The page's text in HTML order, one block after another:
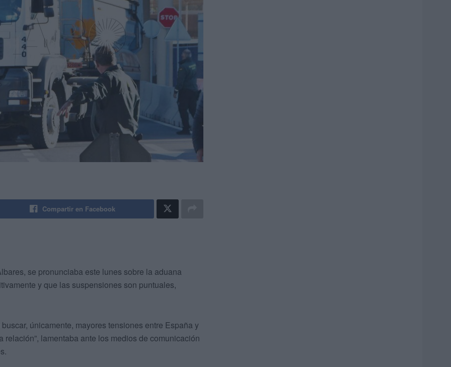
Compartir en Facebook
se pronunciaba este lunes sobre la aduana
y que las suspensiones son puntuales,
únicamente, mayores tensiones entre España y
lamentaba ante los medios de comunicación